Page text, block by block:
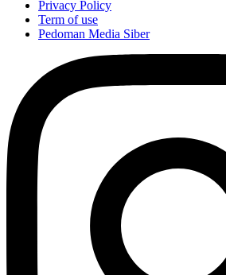
Privacy Policy
Term of use
Pedoman Media Siber